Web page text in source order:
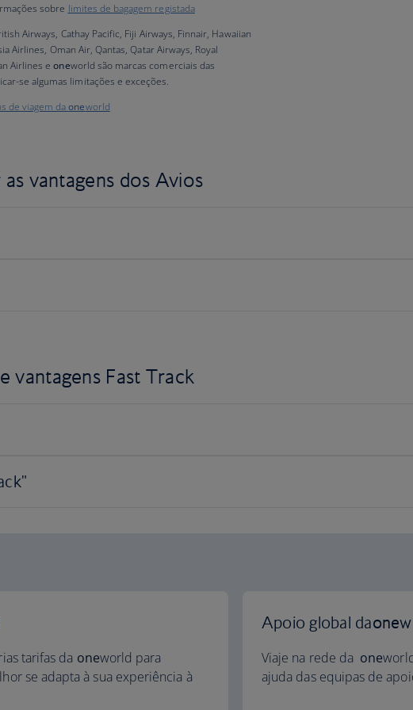
sobre limites de bagagem registada
Airways, Cathay Pacific, Fiji Airways, Finnair, Hawaiian
Airlines, Oman Air, Qantas, Qatar Airways, Royal
Airlines eoneworld são marcas comerciais das
se algumas limitações e exceções.
de viagem daoneworld
vantagens dos Avios
vantagens Fast Track
tarifas da oneworld para
se adapta à sua experiência à
Apoio global daone
Viaje na rede da one
ajuda das equipas de